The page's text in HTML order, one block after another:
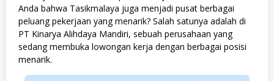
Anda bahwa Tasikmalaya juga menjadi pusat berbagai
peluang pekerjaan yang menarik? Salah satunya adalah di
PT Kinarya Alihdaya Mandiri, sebuah perusahaan yang
sedang membuka lowongan kerja dengan berbagai posisi
menarik.